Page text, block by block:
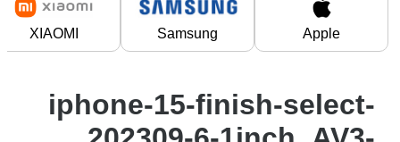
Apple
Samsung
XIAOMI
iphone-15-finish-select-